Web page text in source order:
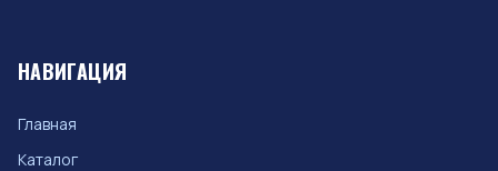
НАВИГАЦИЯ
Главная
Каталог